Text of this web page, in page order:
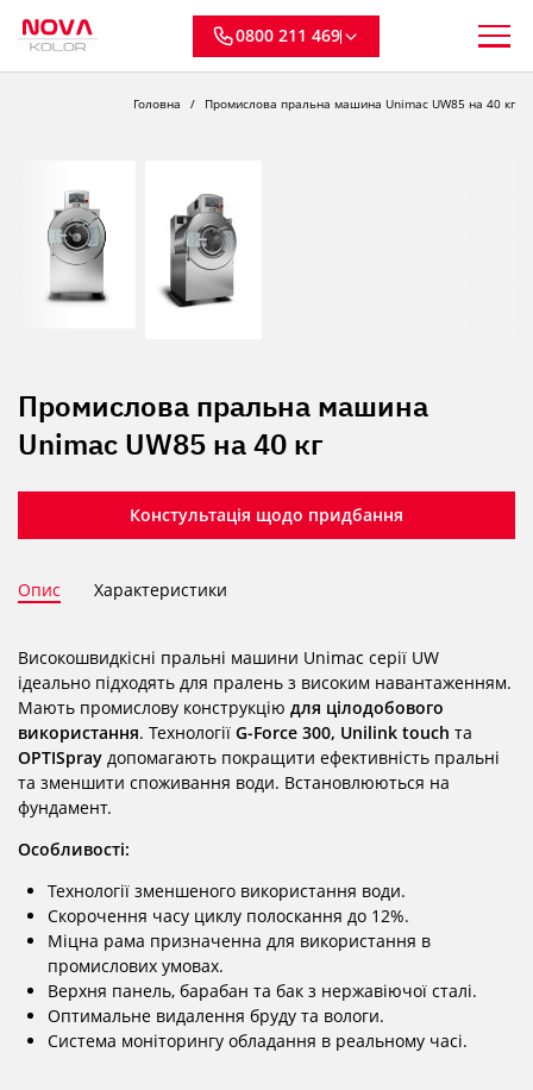
0800 211 469
Головна Промислова пральна машина Unimac UW85 на 40 кг
Промислова пральна машина
Unimac UW85 на 40 кг
Констультація щодо придбання
Опис Характеристики
Високошвидкісні пральні машини Unimac серії UW
ідеально підходять для пралень з високим навантаженням.
Мають промислову конструкцію для цілодобового
використання. Технології G-Force 300, Unilink touch та
OPTISpray допомагають покращити ефективність пральні
та зменшити споживання води. Встановлюються на
фундамент.
Особливості:
Технології зменшеного використання води.
Скорочення часу циклу полоскання до 12%.
Міцна рама призначенна для використання в
промислових умовах.
Верхня панель, барабан та бак з нержавіючої сталі.
Оптимальне видалення бруду та вологи.
Система моніторингу обладання в реальному часі.